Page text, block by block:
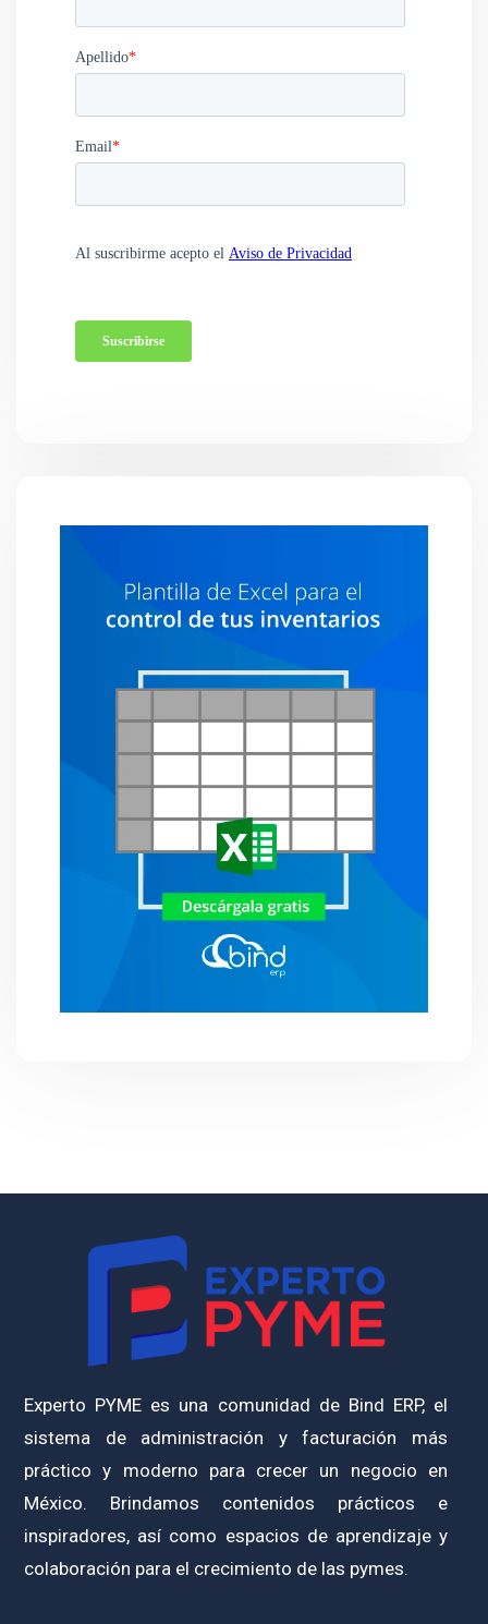
Experto PYME es una comunidad de Bind ERP, el
sistema de administración y facturación más
práctico y moderno para crecer un negocio en
México. Brindamos contenidos prácticos e
inspiradores, así como espacios de aprendizaje y
colaboración para el crecimiento de las pymes.